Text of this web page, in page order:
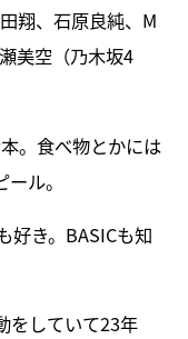
翔、石原良純、M
美空（乃木坂4
。食べ物とかには
ル。
好き。BASICも知
をしていて23年